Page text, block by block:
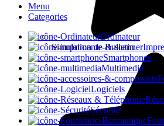
Simulation de Bulletin
Menu
Categories
Ordinateur
Smartphones
Multimedia
Logiciels
Sécurité